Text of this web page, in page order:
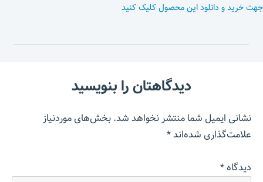
جهت خرید و دانلود این محصول کلیک کنید
دیدگاهتان را بنویسید
نشانی ایمیل شما منتشر نخواهد شد.بخش‌های موردنیاز
علامت‌گذاری شده‌اند*
دیدگاه*